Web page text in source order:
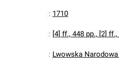
: 1710
: [4] ff., 448 pp., [2] ff.,
: Lwowska